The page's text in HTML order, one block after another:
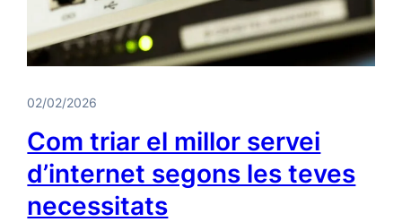
02/02/2026
Com triar el millor servei
d’internet segons les teves
necessitats